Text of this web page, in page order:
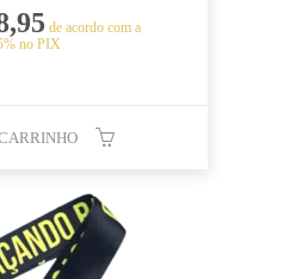
de acordo com a
no PIX